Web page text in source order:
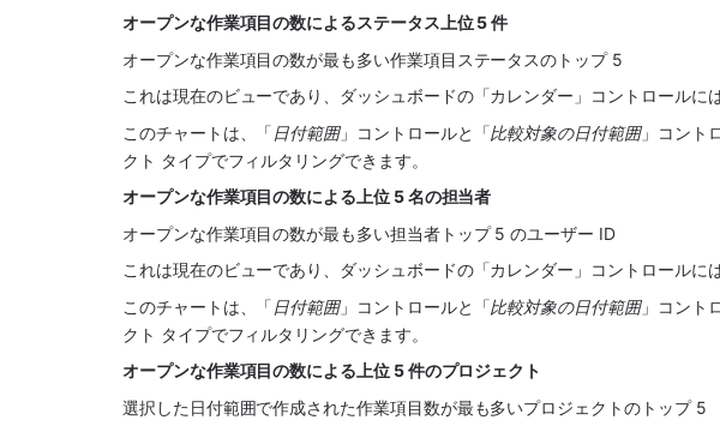
オープンな作業項目の数によるステータス上位 5 件
オープンな作業項目の数が最も多い作業項目ステータスのトップ 5
これは現在のビューであり、ダッシュボードの「カレンダー」コントロールに
このチャートは、「日付範囲」コントロールと「比較対象の日付範囲」コント
クト タイプでフィルタリングできます。
オープンな作業項目の数による上位 5 名の担当者
オープンな作業項目の数が最も多い担当者トップ 5 のユーザー ID
これは現在のビューであり、ダッシュボードの「カレンダー」コントロールに
このチャートは、「日付範囲」コントロールと「比較対象の日付範囲」コント
クト タイプでフィルタリングできます。
オープンな作業項目の数による上位 5 件のプロジェクト
選択した日付範囲で作成された作業項目数が最も多いプロジェクトのトップ 5